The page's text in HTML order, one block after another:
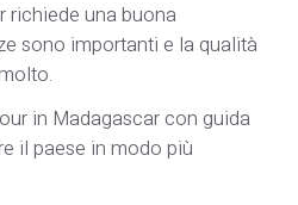
richiede una buona
sono importanti e la qualità
in Madagascar con guida
il paese in modo più